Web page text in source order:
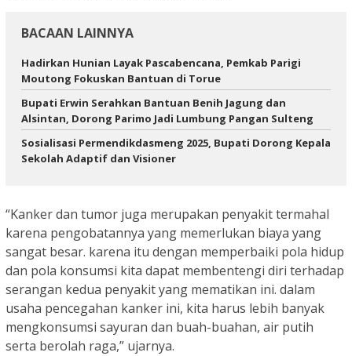
BACAAN LAINNYA
Hadirkan Hunian Layak Pascabencana, Pemkab Parigi
Moutong Fokuskan Bantuan di Torue
Bupati Erwin Serahkan Bantuan Benih Jagung dan
Alsintan, Dorong Parimo Jadi Lumbung Pangan Sulteng
Sosialisasi Permendikdasmeng 2025, Bupati Dorong Kepala
Sekolah Adaptif dan Visioner
“Kanker dan tumor juga merupakan penyakit termahal
karena pengobatannya yang memerlukan biaya yang
sangat besar. karena itu dengan memperbaiki pola hidup
dan pola konsumsi kita dapat membentengi diri terhadap
serangan kedua penyakit yang mematikan ini. dalam
usaha pencegahan kanker ini, kita harus lebih banyak
mengkonsumsi sayuran dan buah-buahan, air putih
serta berolah raga,” ujarnya.